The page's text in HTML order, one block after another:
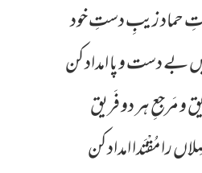
زیبِ دستِ خود
بے دست و پا امداد کن
و مَرجعِ ہر دو فَریق
را مُقْتَدا امداد کن